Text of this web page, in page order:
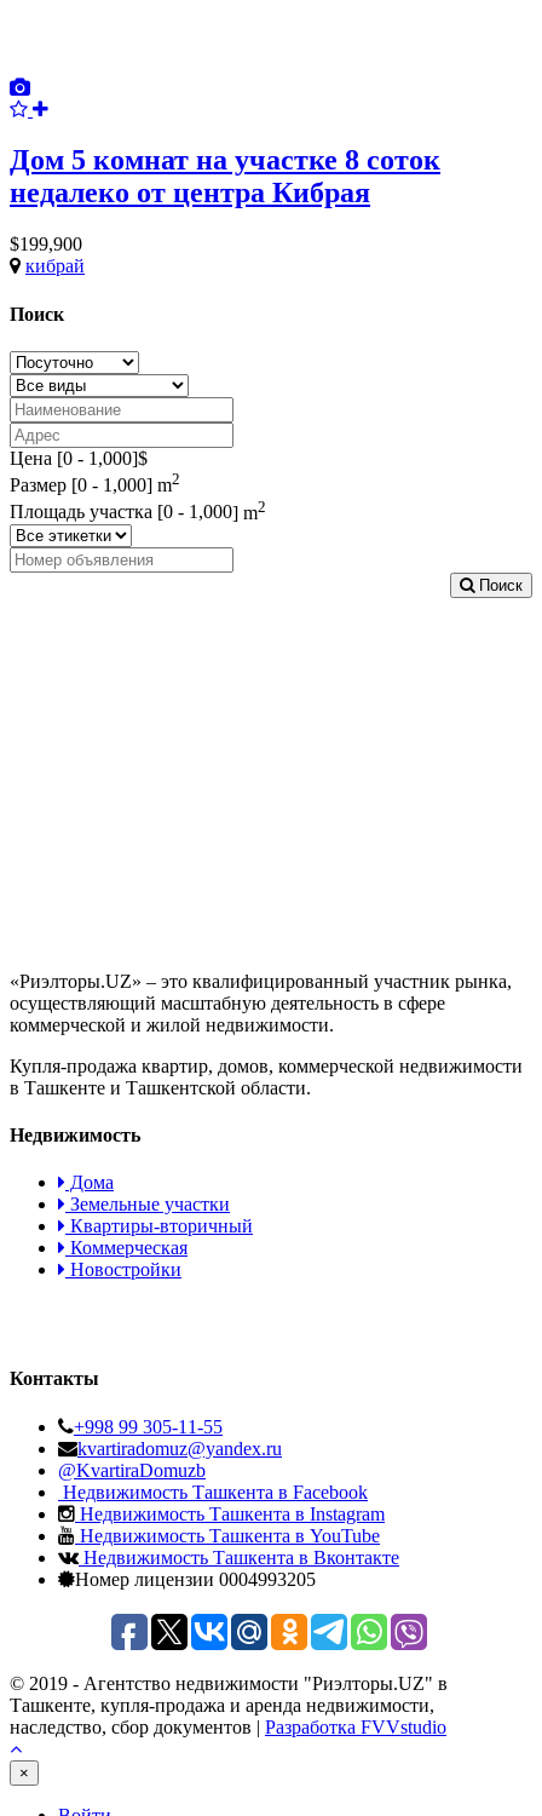
Дом 5 комнат на участке 8 соток
недалеко от центра Кибрая
$199,900
кибрай
Поиск
Цена [0 - 1,000]$
Размер [0 - 1,000] m2
Площадь участка [0 - 1,000] m2
Поиск
«Риэлторы.UZ» – это квалифицированный участник рынка,
осуществляющий масштабную деятельность в сфере
коммерческой и жилой недвижимости.
Купля-продажа квартир, домов, коммерческой недвижимости
в Ташкенте и Ташкентской области.
Недвижимость
Дома
Земельные участки
Квартиры-вторичный
Коммерческая
Новостройки
Контакты
+998 99 305-11-55
kvartiradomuz@yandex.ru
@KvartiraDomuzb
Недвижимость Ташкента в Facebook
Недвижимость Ташкента в Instagram
Недвижимость Ташкента в YouTube
Недвижимость Ташкента в Вконтакте
Номер лицензии 0004993205
© 2019 - Агентство недвижимости "Риэлторы.UZ" в
Ташкенте, купля-продажа и аренда недвижимости,
наследство, сбор документов | Разработка FVVstudio
×